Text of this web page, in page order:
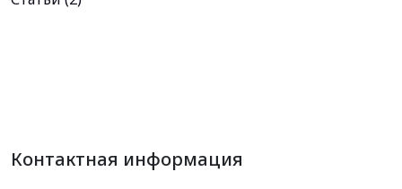
Контактная информация